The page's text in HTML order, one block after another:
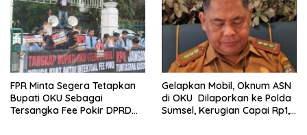
FPR Minta Segera Tetapkan
Bupati OKU Sebagai
Tersangka Fee Pokir DPRD
Gelapkan Mobil, Oknum ASN
di OKU Dilaporkan ke Polda
Sumsel, Kerugian Capai Rp1,2